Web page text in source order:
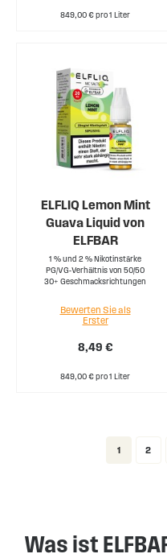
849,00 € pro 1 Liter
ELFLIQ Lemon Mint
Guava Liquid von
ELFBAR
1 % und 2 % Nikotinstärke
PG/VG-Verhältnis von 50/50
30+ Geschmacksrichtungen
8,49 €
Bewerten Sie als
Erster
849,00 € pro 1 Liter
Page
You're
1 Page
2
Was ist